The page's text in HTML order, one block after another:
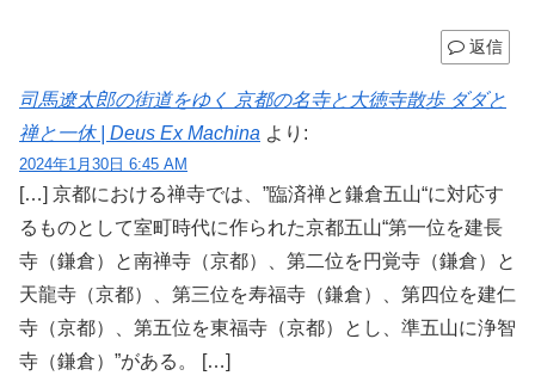
返信
司馬遼太郎の街道をゆく 京都の名寺と大徳寺散歩 ダダと
禅と一休 | Deus Ex Machina より:
2024年1月30日 6:45 AM
[…] 京都における禅寺では、”臨済禅と鎌倉五山“に対応す
るものとして室町時代に作られた京都五山“第一位を建長
寺（鎌倉）と南禅寺（京都）、第二位を円覚寺（鎌倉）と
天龍寺（京都）、第三位を寿福寺（鎌倉）、第四位を建仁
寺（京都）、第五位を東福寺（京都）とし、準五山に浄智
寺（鎌倉）”がある。 […]